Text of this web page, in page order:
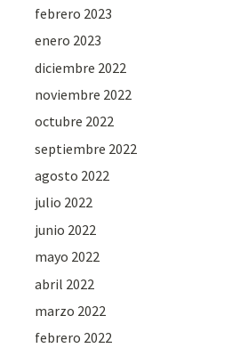
febrero 2023
enero 2023
diciembre 2022
noviembre 2022
octubre 2022
septiembre 2022
agosto 2022
julio 2022
junio 2022
mayo 2022
abril 2022
marzo 2022
febrero 2022